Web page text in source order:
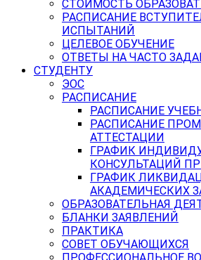
СТОИМОСТЬ
РАСПИСАНИЕ
ИСПЫТАНИЙ
ЦЕЛЕВОЕ ОБУЧЕНИЕ
ОТВЕТЫ НА ЧАСТО
СТУДЕНТУ
ЭОС
РАСПИСАНИЕ
РАСПИСАНИЕ
РАСПИСАНИЕ
АТТЕСТАЦИИ
ГРАФИК
КОНСУЛЬТАЦИЙ
ГРАФИК
АКАДЕМИЧЕСКИХ
ОБРАЗОВАТЕЛЬНАЯ
БЛАНКИ ЗАЯВЛЕНИЙ
ПРАКТИКА
СОВЕТ ОБУЧАЮЩИХСЯ